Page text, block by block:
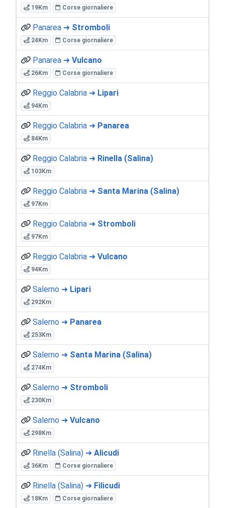
19Km Corse giornaliere
Panarea ➜ Stromboli
24Km Corse giornaliere
Panarea ➜ Vulcano
26Km Corse giornaliere
Reggio Calabria ➜ Lipari
94Km
Reggio Calabria ➜ Panarea
84Km
Reggio Calabria ➜ Rinella (Salina)
103Km
Reggio Calabria ➜ Santa Marina (Salina)
97Km
Reggio Calabria ➜ Stromboli
97Km
Reggio Calabria ➜ Vulcano
94Km
Salerno ➜ Lipari
292Km
Salerno ➜ Panarea
253Km
Salerno ➜ Santa Marina (Salina)
274Km
Salerno ➜ Stromboli
230Km
Salerno ➜ Vulcano
298Km
Rinella (Salina) ➜ Alicudi
36Km Corse giornaliere
Rinella (Salina) ➜ Filicudi
18Km Corse giornaliere